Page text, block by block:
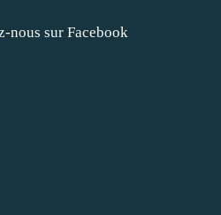
nous sur Facebook